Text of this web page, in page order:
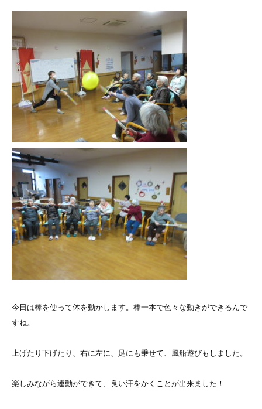
今日は棒を使って体を動かします。棒一本で色々な動きができるんで
すね。
上げたり下げたり、右に左に、足にも乗せて、風船遊びもしました。
楽しみながら運動ができて、良い汗をかくことが出来ました！